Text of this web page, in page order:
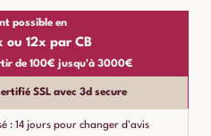
possible en
12x par CB
de 100€ jusqu'à 3000€
SSL avec 3d secure
: 14 jours pour changer d'avis